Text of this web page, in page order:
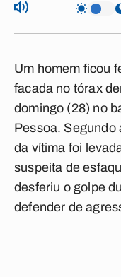
Um homem ficou
facada no tórax
domingo (28) no
Pessoa. Segundo
da vítima foi
suspeita de
desferiu o golpe
defender de